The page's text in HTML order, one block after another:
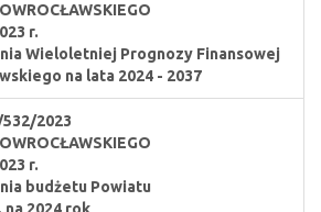
r.
Wieloletniej Prognozy Finansowej
na lata 2024 - 2037
532/2023
r.
budżetu Powiatu